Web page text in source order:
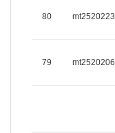
80 mt2520223
79 mt2520206